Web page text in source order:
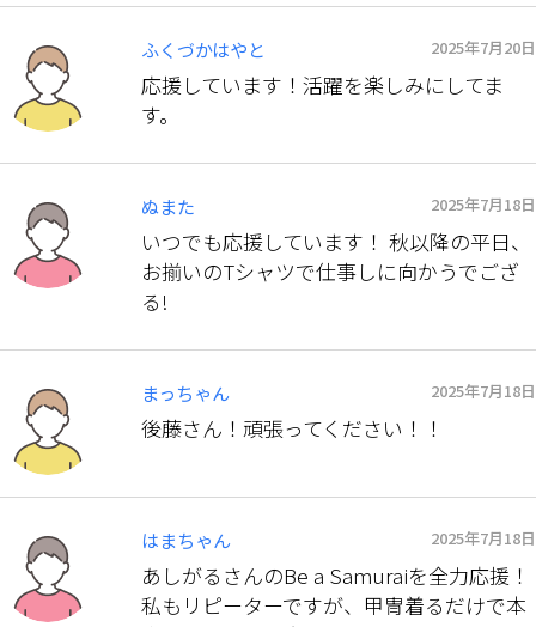
ふくづかはやと 2025年7月20日
応援しています！活躍を楽しみにしてま
す。
ぬまた 2025年7月18日
いつでも応援しています！ 秋以降の平日、
お揃いのTシャツで仕事しに向かうでござ
る!
まっちゃん 2025年7月18日
後藤さん！頑張ってください！！
はまちゃん 2025年7月18日
あしがるさんのBe a Samuraiを全力応援！
私もリピーターですが、甲冑着るだけで本